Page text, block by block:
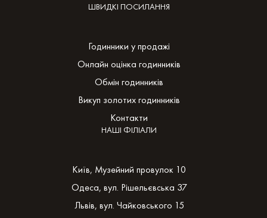
ШВИДКІ ПОСИЛАННЯ
Годинники у продажі
Онлайн оцінка годинників
Обмін годинників
Викуп золотих годинників
Контакти
НАШІ ФІЛІАЛИ
Київ, Музейний провулок 10
Одеса, вул. Рішельєвська 37
Львів, вул. Чайковського 15